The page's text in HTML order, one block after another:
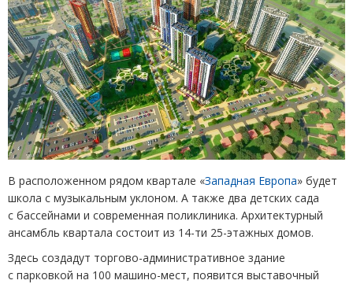
В расположенном рядом квартале «Западная Европа» будет
школа с музыкальным уклоном. А также два детских сада
с бассейнами и современная поликлиника. Архитектурный
ансамбль квартала состоит из 14-ти 25-этажных домов.
Здесь создадут торгово-административное здание
с парковкой на 100 машино-мест, появится выставочный